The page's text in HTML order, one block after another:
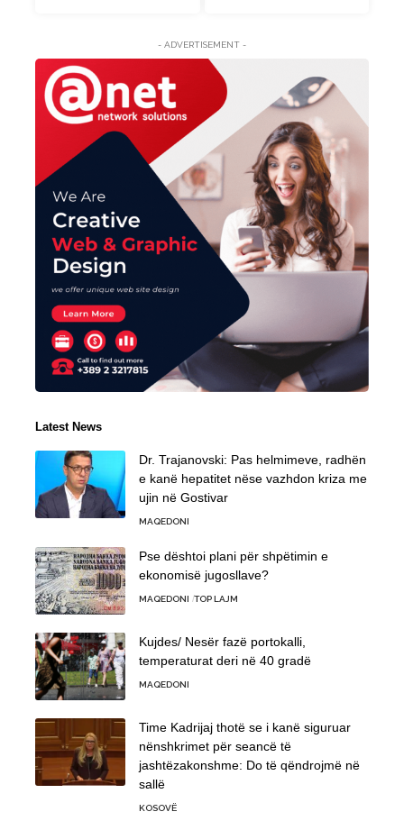
- ADVERTISEMENT -
Latest News
Dr. Trajanovski: Pas helmimeve, radhën
e kanë hepatitet nëse vazhdon kriza me
ujin në Gostivar
MAQEDONI
Pse dështoi plani për shpëtimin e
ekonomisë jugosllave?
MAQEDONI TOP LAJM
Kujdes/ Nesër fazë portokalli,
temperaturat deri në 40 gradë
MAQEDONI
Time Kadrijaj thotë se i kanë siguruar
nënshkrimet për seancë të
jashtëzakonshme: Do të qëndrojmë në
sallë
KOSOVË